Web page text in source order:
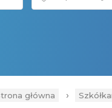
główna ›